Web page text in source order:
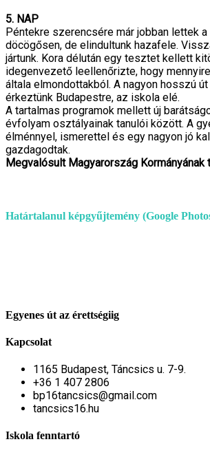
5. NAP
Péntekre szerencsére már jobban lettek
döcögősen, de elindultunk hazafele.
jártunk. Kora délután egy tesztet kellett
idegenvezető leellenőrizte, hogy
általa elmondottakból. A nagyon hosszú
érkeztünk Budapestre, az iskola elé.
A tartalmas programok mellett új
évfolyam osztályainak tanulói között. A
élménnyel, ismerettel és egy nagyon jó
gazdagodtak.
Megvalósult Magyarország Kormányának
Határtalanul képgyűjtemény (Google
Egyenes út az érettségiig
Kapcsolat
1165 Budapest, Táncsics u. 7-9.
+36 1 407 2806
bp16tancsics@gmail.com
tancsics16.hu
Iskola fenntartó